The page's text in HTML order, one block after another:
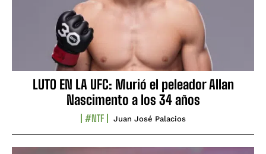
LUTO EN LA UFC: Murió el peleador Allan
Nascimento a los 34 años
#NTF Juan José Palacios